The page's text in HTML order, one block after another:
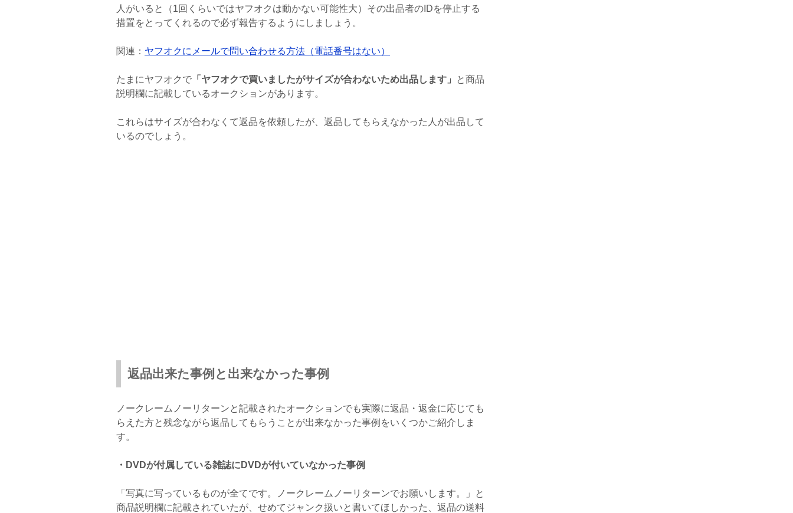
人がいると（1回くらいではヤフオクは動かない可能性大）その出品者のIDを停止する
措置をとってくれるので必ず報告するようにしましょう。
関連： ヤフオクにメールで問い合わせる方法（電話番号はない）
たまにヤフオクで 「ヤフオクで買いましたがサイズが合わないため出品します」
と商品
説明欄に記載しているオークションがあります。
これらはサイズが合わなくて返品を依頼したが、返品してもらえなかった人が出品して
いるのでしょう。
返品出来た事例と出来なかった事例
ノークレームノーリターンと記載されたオークションでも実際に返品・返金に応じても
らえた方と残念ながら返品してもらうことが出来なかった事例をいくつかご紹介しま
す。
・DVDが付属している雑誌にDVDが付いていなかった事例
「写真に写っているものが全てです。ノークレームノーリターンでお願いします。」と
商品説明欄に記載されていたが、せめてジャンク扱いと書いてほしかった、返品の送料